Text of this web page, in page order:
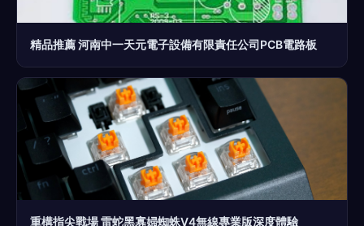
精品推薦 河南中一天元電子設備有限責任公司PCB電路板
重構指尖戰場 雷蛇黑寡婦蜘蛛V4無線專業版深度體驗